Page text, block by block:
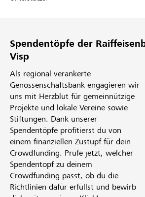
Spendentöpfe der
Visp
Als regional verankerte
Genossenschaftsbank engagieren wir
uns mit Herzblut für gemeinnützige
Projekte und lokale Vereine sowie
Stiftungen. Dank unserer
Spendentöpfe profitierst du von
einem finanziellen Zustupf für dein
Crowdfunding. Prüfe jetzt, welcher
Spendentopf zu deinem
Crowdfunding passt, ob du die
Richtlinien dafür erfüllst und bewirb